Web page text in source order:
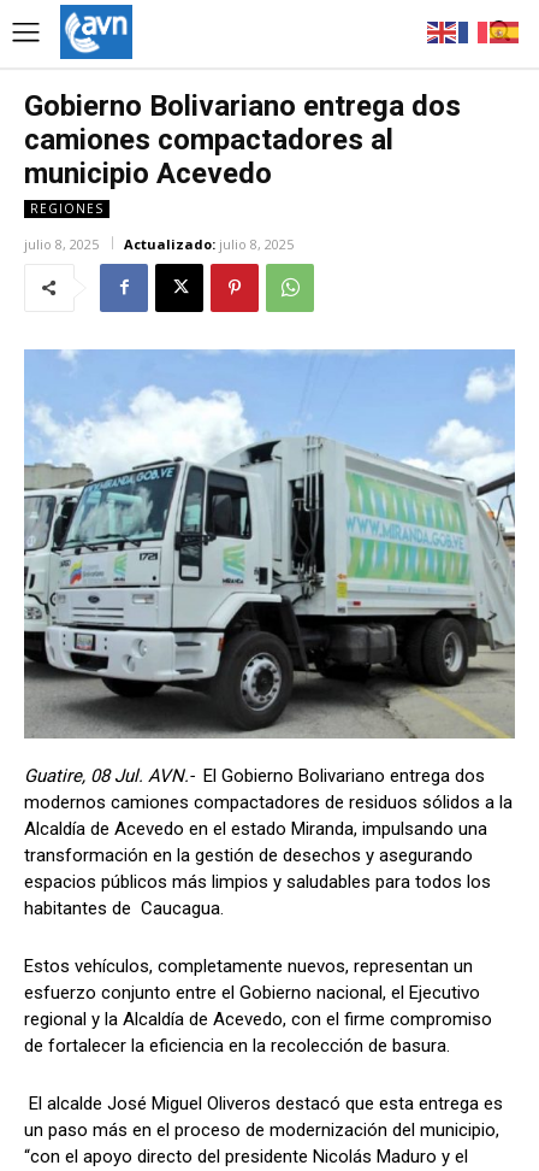
Gobierno Bolivariano entrega dos
camiones compactadores al
municipio Acevedo
REGIONES
julio 8, 2025 Actualizado: julio 8, 2025
Guatire, 08 Jul. AVN.- El Gobierno Bolivariano entrega dos
modernos camiones compactadores de residuos sólidos a la
Alcaldía de Acevedo en el estado Miranda, impulsando una
transformación en la gestión de desechos y asegurando
espacios públicos más limpios y saludables para todos los
habitantes de Caucagua.
Estos vehículos, completamente nuevos, representan un
esfuerzo conjunto entre el Gobierno nacional, el Ejecutivo
regional y la Alcaldía de Acevedo, con el firme compromiso
de fortalecer la eficiencia en la recolección de basura.
El alcalde José Miguel Oliveros destacó que esta entrega es
un paso más en el proceso de modernización del municipio,
“con el apoyo directo del presidente Nicolás Maduro y el